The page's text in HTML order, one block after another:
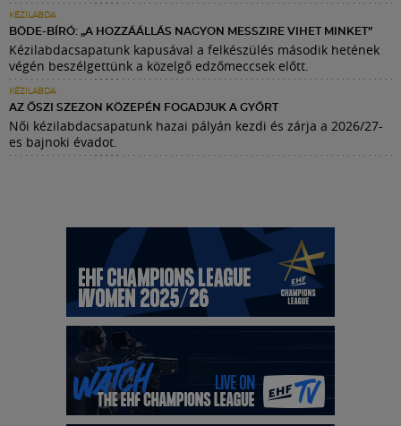
KÉZILABDA
BÖDE-BÍRÓ: „A HOZZÁÁLLÁS NAGYON MESSZIRE VIHET MINKET”
Kézilabdacsapatunk kapusával a felkészülés második hetének
végén beszélgettünk a közelgő edzőmeccsek előtt.
KÉZILABDA
AZ ŐSZI SZEZON KÖZEPÉN FOGADJUK A GYŐRT
Női kézilabdacsapatunk hazai pályán kezdi és zárja a 2026/27-
es bajnoki évadot.